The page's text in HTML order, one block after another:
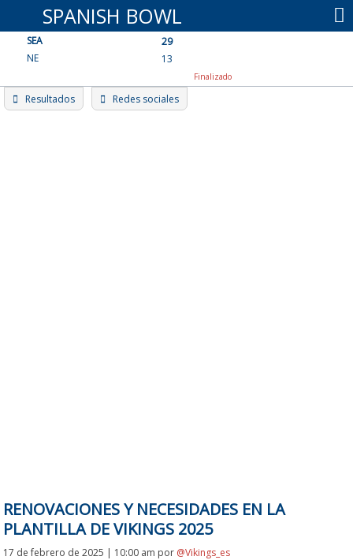
content
SPANISH BOWL
SEA
29
NE
13
Finalizado
Resultados Redes sociales
RENOVACIONES Y NECESIDADES EN LA
PLANTILLA DE VIKINGS 2025
17 de febrero de 2025 | 10:00 am por @Vikings_es